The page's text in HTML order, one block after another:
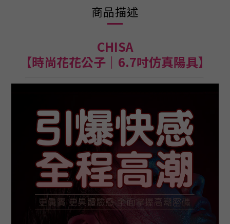
商品描述
CHISA
【時尚花花公子｜6.7吋仿真陽具】